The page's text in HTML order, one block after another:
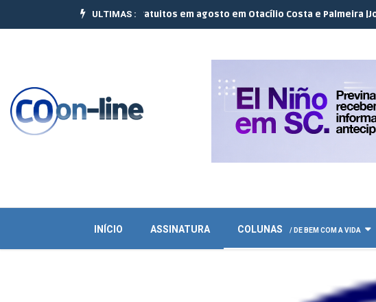
ULTIMAS :
10 cursos gratuitos em agosto em Otacílio Costa e Palmeira |Jovens
INÍCIO ASSINATURA COLUNAS / DE BEM COM A VIDA